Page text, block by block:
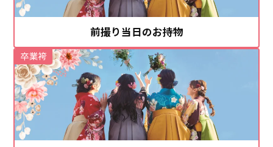
前撮り当日のお持物
卒業袴